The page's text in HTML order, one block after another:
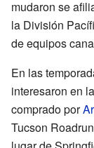
mudaron se
la División
de equipos
En las
interesaron en
comprado por
Tucson